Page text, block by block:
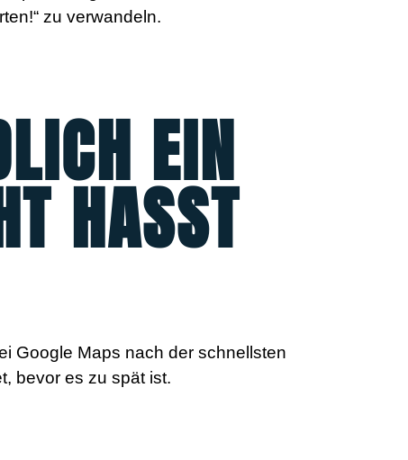
zu verwandeln.
EIN
HASST
Google Maps nach der schnellsten
bevor es zu spät ist.